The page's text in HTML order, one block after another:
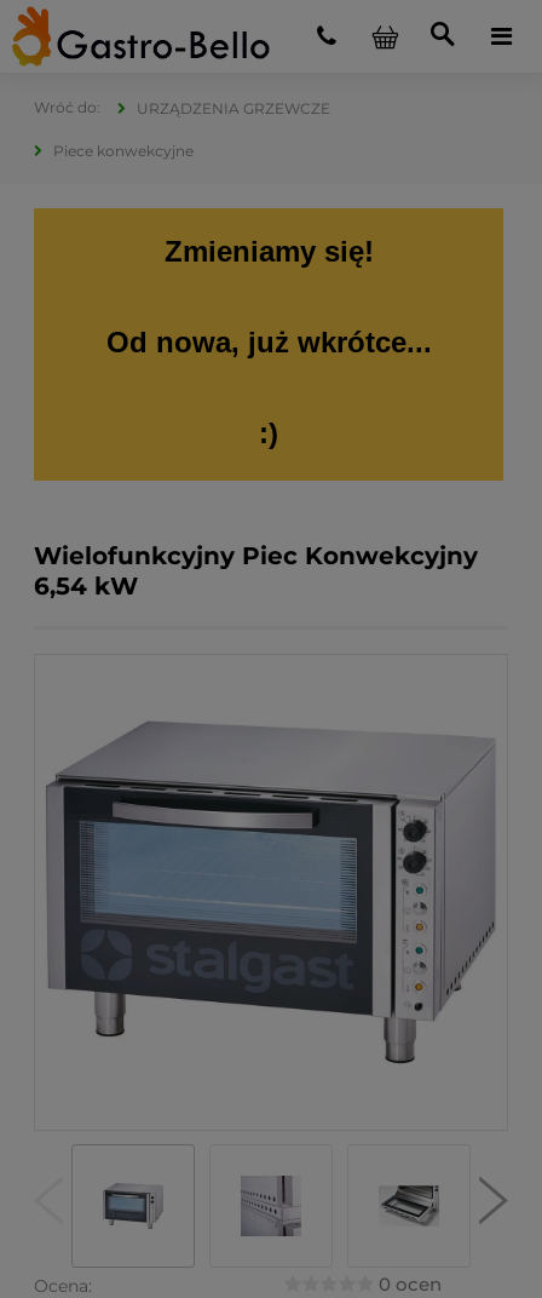
URZĄDZENIA GRZEWCZE
Piece konwekcyjne
Zmieniamy się!
Od nowa, już wkrótce...
:)
Wielofunkcyjny Piec Konwekcyjny
6,54 kW
Ocena: 0 ocen